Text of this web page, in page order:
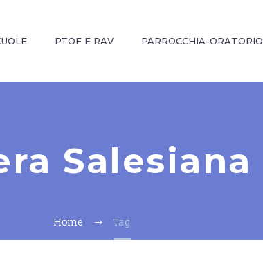
PTOF E RAV PARROCCHIA-ORATORIO
Salesiana
Home Tag